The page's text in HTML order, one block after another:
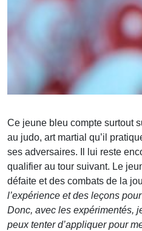
Ce jeune bleu compte surtout
au judo, art martial qu’il
ses adversaires. Il lui reste
qualifier au tour suivant. Le
défaite et des combats de la
l’expérience et des leçons
Donc, avec les expérimentés,
peux tenter d’appliquer pour